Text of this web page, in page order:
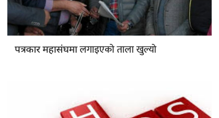
पत्रकार महासंघमालगाइएको ताला खुल्यो